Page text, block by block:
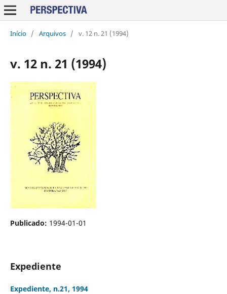
Início / Arquivos / v. 12 n. 21 (1994)
v. 12 n. 21 (1994)
Publicado: 1994-01-01
Expediente
Expediente, n.21, 1994